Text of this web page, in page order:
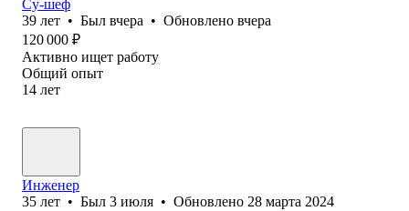
Су-шеф
39 лет • Был вчера • Обновлено вчера
120 000 ₽
Активно ищет работу
Общий опыт
14 лет
Инженер
35 лет • Был 3 июля • Обновлено 28 марта 2024